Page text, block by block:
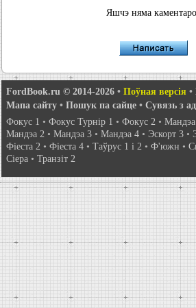
Яшчэ няма
FordBook.ru © 2014-2026 • Поўная версія •
Мапа сайту • Пошук па сайце • Сувязь з
Фокус 1 • Фокус Турнір 1 • Фокус 2 •
Мандэа 2 • Мандэа 3 • Мандэа 4 • Эскорт 3 •
Фіеста 2 • Фіеста 4 • Таўрус 1 і 2 • Ф'южн •
Сіера • Транзіт 2